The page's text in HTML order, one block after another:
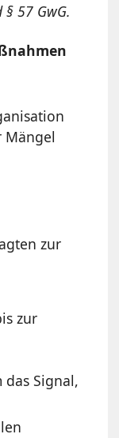
57 GwG.
Mängel
zur
zur
das Signal,